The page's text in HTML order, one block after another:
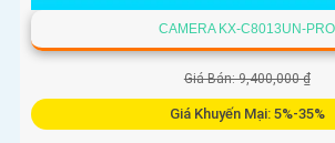
CAMERA KX-C8013UN-PRO
Giá Bán: 9,400,000 ₫
Giá Khuyến Mại: 5%-35%